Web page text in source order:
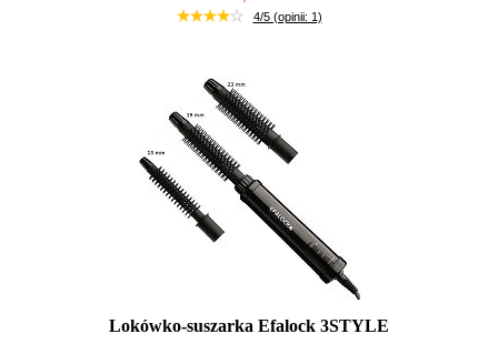
Produkt wycofany
4/5 (opinii: 1)
Lokówko-suszarka Efalock 3STYLE